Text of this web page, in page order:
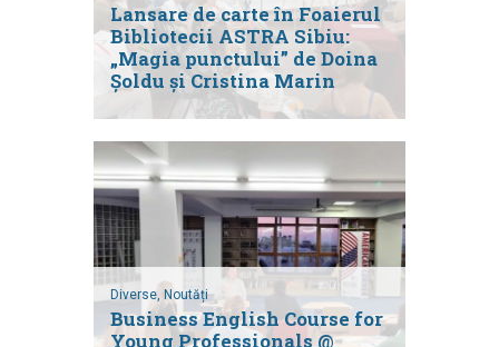
Lansare de carte în Foaierul
Bibliotecii ASTRA Sibiu:
„Magia punctului” de Doina
Șoldu și Cristina Marin
Diverse, Noutăți
Business English Course for
Young Professionals @